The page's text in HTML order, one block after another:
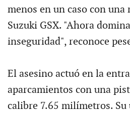
menos en un caso con
Suzuki GSX. "Ahora
inseguridad", reconoce
El asesino actuó en la
aparcamientos con una
calibre 7.65 milímetros.